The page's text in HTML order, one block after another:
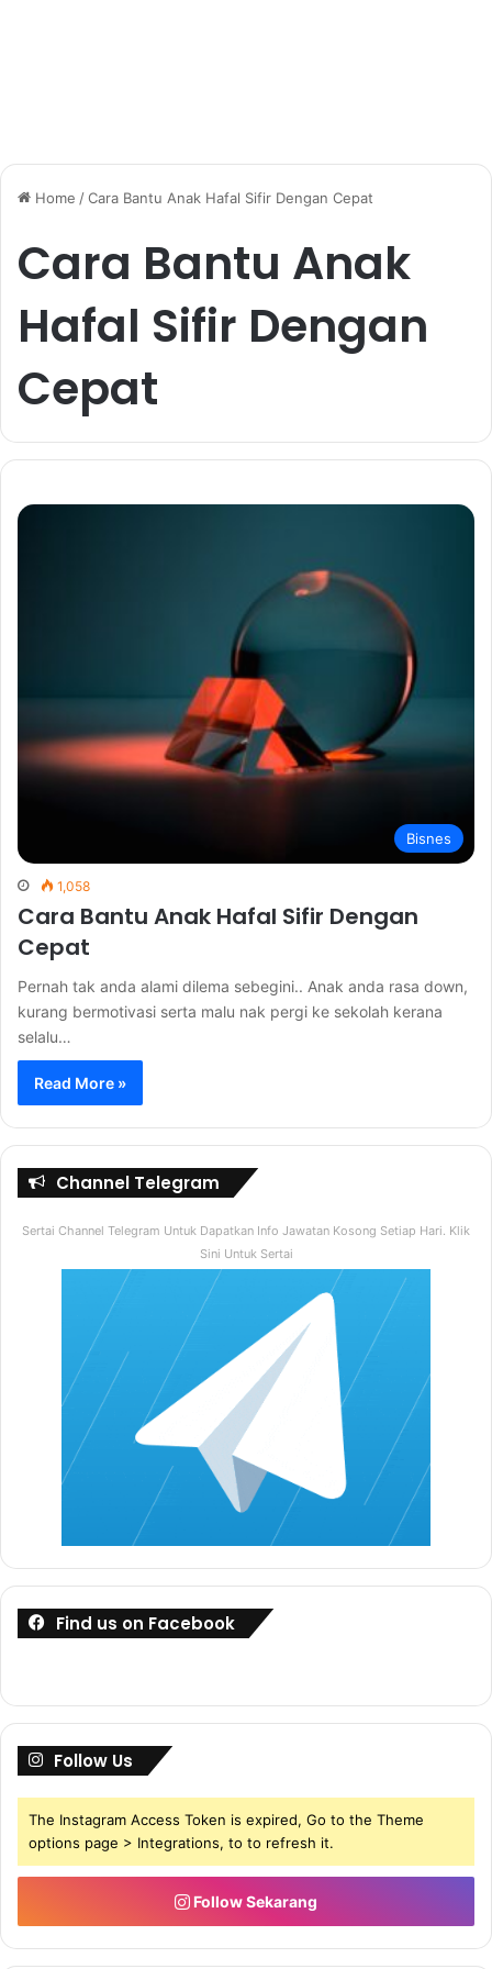
Home /Cara Bantu Anak Hafal Sifir Dengan Cepat
Cara Bantu Anak
Hafal Sifir Dengan
Cepat
Bisnes
1,058
Cara Bantu Anak Hafal Sifir Dengan
Cepat
Pernah tak anda alami dilema sebegini.. Anak anda rasa down,
kurang bermotivasi serta malu nak pergi ke sekolah kerana
selalu…
Read More »
Channel Telegram
Sertai Channel Telegram Untuk Dapatkan Info Jawatan Kosong Setiap Hari. Klik
Sini Untuk Sertai
Find us on Facebook
Follow Us
The Instagram Access Token is expired, Go to the Theme
options page > Integrations, to to refresh it.
Follow Sekarang